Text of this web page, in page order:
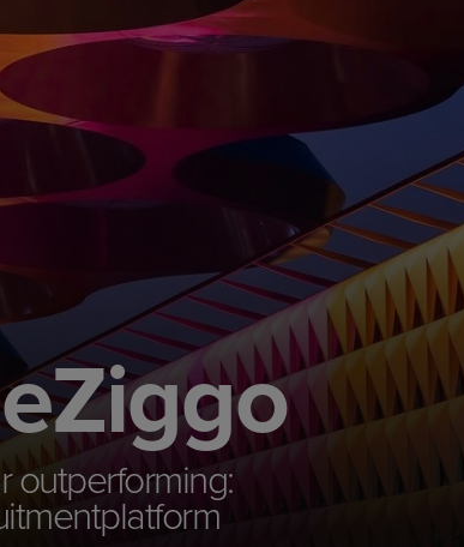
outperforming: